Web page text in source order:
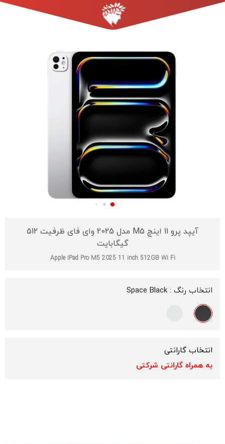
آیپد پرو 11 اینچ M5 مدل 2025 وای فای ظرفیت 512
گیگابایت
Apple iPad Pro M5 2025 11 inch 512GB Wi Fi
انتخاب رنگ : Space Black
انتخاب گارانتی
به همراه گارانتی شرکتی